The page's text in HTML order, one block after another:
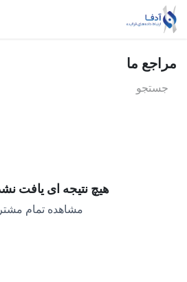
Skip to Content
مراجع ما
هیچ نتیجه ای یافت
مشاهده تمام